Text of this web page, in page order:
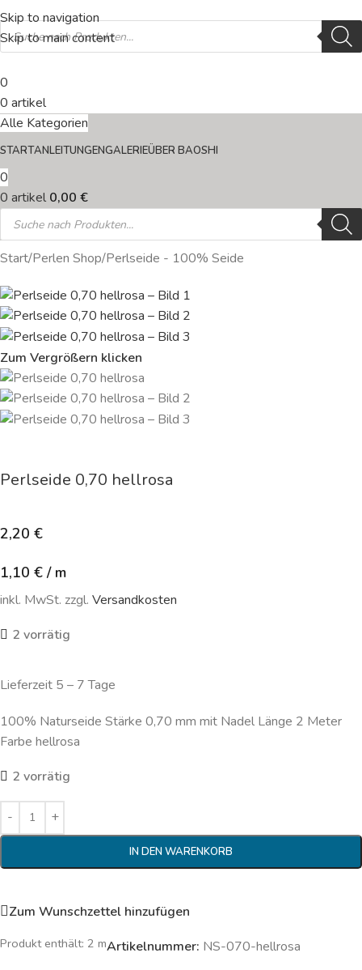
Skip to navigation
Skip to main content
0
0 artikel
Alle Kategorien
STARTANLEITUNGENGALERIEÜBER BAOSHI
0
0 artikel 0,00 €
Start/Perlen Shop/Perlseide - 100% Seide
Zum Vergrößern klicken
Perlseide 0,70 hellrosa
2,20 €
1,10 € / m
inkl. MwSt. zzgl. Versandkosten
2 vorrätig
Lieferzeit 5 – 7 Tage
100% Naturseide Stärke 0,70 mm mit Nadel Länge 2 Meter
Farbe hellrosa
2 vorrätig
IN DEN WARENKORB
Zum Wunschzettel hinzufügen
Produkt enthält: 2 mArtikelnummer: NS-070-hellrosa